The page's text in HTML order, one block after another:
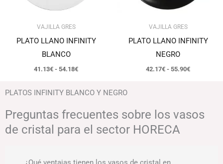
VAJILLA GRES
PLATO LLANO INFINITY
BLANCO
41.13€ - 54.18€
VAJILLA GRES
PLATO LLANO INFINITY
NEGRO
42.17€ - 55.90€
PLATOS INFINITY BLANCO Y NEGRO
Preguntas frecuentes sobre los vasos
de cristal para el sector HORECA